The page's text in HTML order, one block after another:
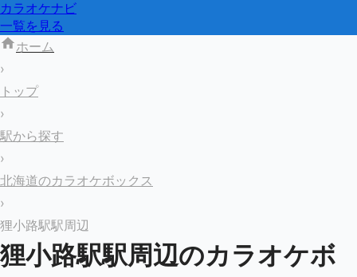
カラオケナビ
一覧を見る
ホーム
›
トップ
›
駅から探す
›
北海道のカラオケボックス
›
狸小路駅駅周辺
狸小路駅駅周辺のカラオケボ